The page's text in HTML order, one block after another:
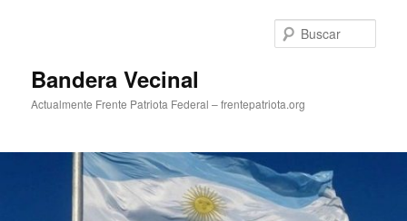
Bandera Vecinal
Actualmente Frente Patriota Federal – frentepatriota.org